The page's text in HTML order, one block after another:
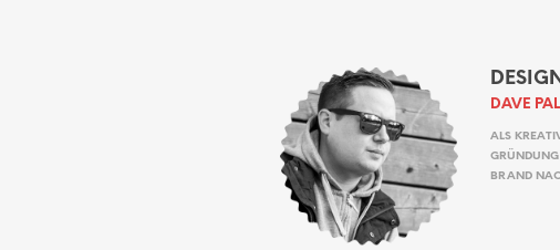
DAVE
ALS
BRAND